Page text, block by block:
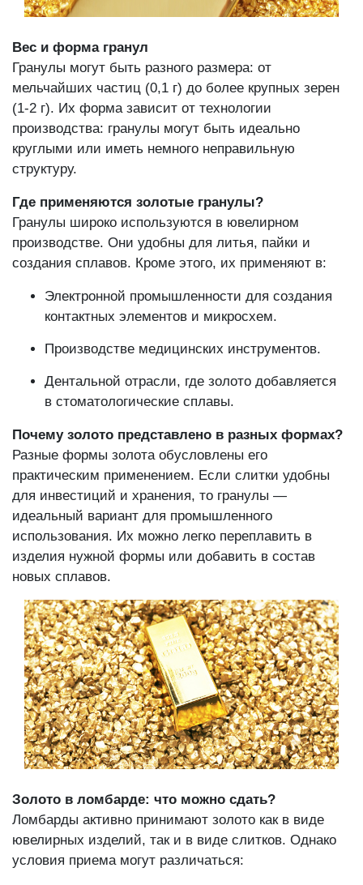
Вес и форма гранул
Гранулы могут быть разного размера: от
мельчайших частиц (0,1 г) до более крупных зерен
(1-2 г). Их форма зависит от технологии
производства: гранулы могут быть идеально
круглыми или иметь немного неправильную
структуру.
Где применяются золотые гранулы?
Гранулы широко используются в ювелирном
производстве. Они удобны для литья, пайки и
создания сплавов. Кроме этого, их применяют в:
Электронной промышленности для создания
контактных элементов и микросхем.
Производстве медицинских инструментов.
Дентальной отрасли, где золото добавляется
в стоматологические сплавы.
Почему золото представлено в разных формах?
Разные формы золота обусловлены его
практическим применением. Если слитки удобны
для инвестиций и хранения, то гранулы —
идеальный вариант для промышленного
использования. Их можно легко переплавить в
изделия нужной формы или добавить в состав
новых сплавов.
Золото в ломбарде: что можно сдать?
Ломбарды активно принимают золото как в виде
ювелирных изделий, так и в виде слитков. Однако
условия приема могут различаться: